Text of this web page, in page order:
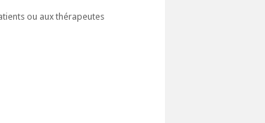
ou aux thérapeutes